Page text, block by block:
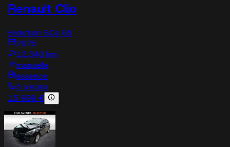
Renault Clio
Evolution SCe 65
2025
12,340 km
manuelle
essence
5 sieges
15 999 €